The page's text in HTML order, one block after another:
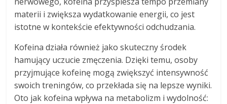
materii i zwiększa wydatkowanie energii, co jest
istotne w kontekście efektywności odchudzania.
Kofeina działa również jako skuteczny środek
hamujący uczucie zmęczenia. Dzięki temu, osoby
przyjmujące kofeinę mogą zwiększyć intensywność
swoich treningów, co przekłada się na lepsze wyniki.
Oto jak kofeina wpływa na metabolizm i wydolność: